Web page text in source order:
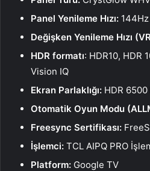
Panel Yenileme Hızı: 144Hz
Değişken Yenileme Hızı
HDR formatı: HDR10, HDR
Vision IQ
Ekran Parlaklığı: HDR
Otomatik Oyun Modu
Freesync Sertifikası:
İşlemci: TCL AIPQ PRO
Platform: Google TV